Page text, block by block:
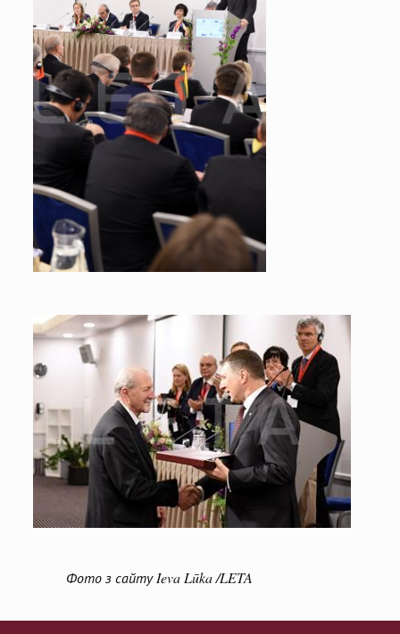
Фото з сайтуIeva Lūka/LETA